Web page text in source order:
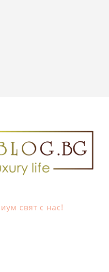
свят с нас!